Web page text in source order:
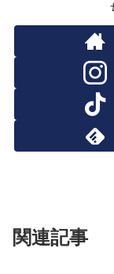
関連記事